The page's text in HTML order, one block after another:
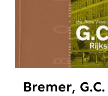
Bremer, G.C.